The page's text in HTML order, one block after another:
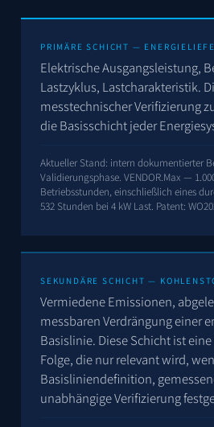
PRIMÄRE SCHICHT —
Elektrische Ausgangsleistung,
Lastzyklus, Lastcharakteristik.
messtechnischer Verifizierung
die Basisschicht jeder
Aktueller Stand: intern dokumentierter
Validierungsphase. VENDOR.Max —
Betriebsstunden, einschließlich eines
532 Stunden bei 4 kW Last. Patent:
SEKUNDÄRE SCHICHT —
Vermiedene Emissionen,
messbaren Verdrängung einer
Basislinie. Diese Schicht ist
Folge, die nur relevant wird,
Basisliniendefinition,
unabhängige Verifizierung